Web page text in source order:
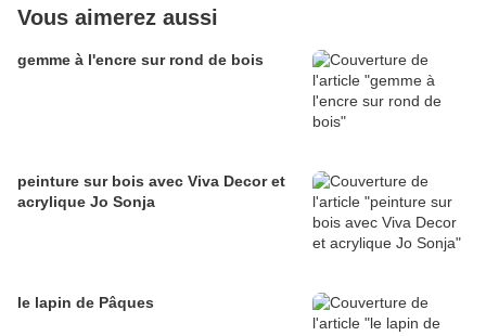
Vous aimerez aussi
gemme à l'encre sur rond de bois
peinture sur bois avec Viva Decor et
acrylique Jo Sonja
le lapin de Pâques